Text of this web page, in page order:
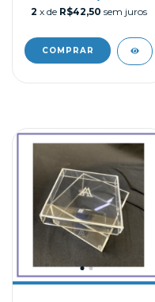
2 x de R$42,50 sem juros